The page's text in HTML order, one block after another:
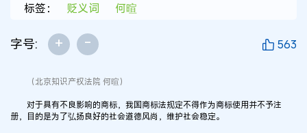
标签： 贬义词 何暄
字号: + - 563
（北京知识产权法院 何暄）
对于具有不良影响的商标，我国商标法规定不得作为商标使用并不予注
册，目的是为了弘扬良好的社会道德风尚，维护社会稳定。